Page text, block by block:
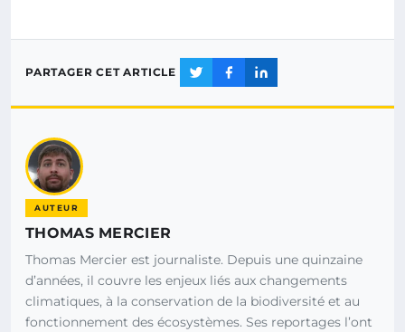
PARTAGER CET ARTICLE
AUTEUR
THOMAS MERCIER
Thomas Mercier est journaliste. Depuis une quinzaine
d’années, il couvre les enjeux liés aux changements
climatiques, à la conservation de la biodiversité et au
fonctionnement des écosystèmes. Ses reportages l’ont